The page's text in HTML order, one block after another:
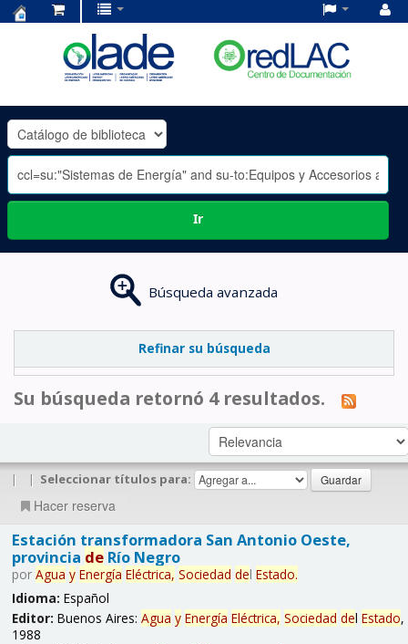
OLADE
-
Ir
Búsqueda avanzada
Refinar su búsqueda
Su búsqueda retornó 4 resultados.
| | Seleccionar títulos para:
Hacer reserva
Estación transformadora San Antonio Oeste,
provincia deRío Negro
por Agua y Energía Eléctrica, Sociedad del Estado.
Idioma: Español
Editor: Buenos Aires: Agua y Energía Eléctrica, Sociedad del Estado,
1988